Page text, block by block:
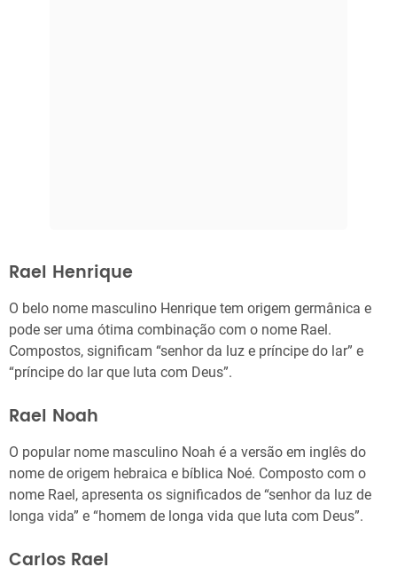
Rael Henrique
O belo nome masculino Henrique tem origem germânica e
pode ser uma ótima combinação com o nome Rael.
Compostos, significam “senhor da luz e príncipe do lar” e
“príncipe do lar que luta com Deus”.
Rael Noah
O popular nome masculino Noah é a versão em inglês do
nome de origem hebraica e bíblica Noé. Composto com o
nome Rael, apresenta os significados de “senhor da luz de
longa vida” e “homem de longa vida que luta com Deus”.
Carlos Rael